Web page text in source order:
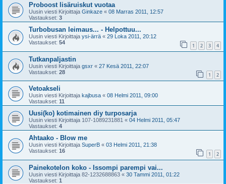
Proboost lisäruiskut vuotaa
Uusin viesti Kirjoittaja Ginkaze « 08 Marras 2011, 12:57
Vastaukset: 3
Turbobusan leimaus... - Helpottuu...
Uusin viesti Kirjoittaja ysi-ärrä « 29 Loka 2011, 20:12
Vastaukset: 54 1 2 3 4
Tutkanpaljastin
Uusin viesti Kirjoittaja gsxr « 27 Kesä 2011, 22:07
Vastaukset: 28 1 2
Vetoakseli
Uusin viesti Kirjoittaja kajbusa « 08 Helmi 2011, 09:00
Vastaukset: 11
Uusi(ko) kotimainen diy turposarja
Uusin viesti Kirjoittaja 107-1089231881 « 04 Helmi 2011, 05:47
Vastaukset: 4
Ahtaako - Blow me
Uusin viesti Kirjoittaja SuperB « 03 Helmi 2011, 21:38
Vastaukset: 16 1 2
Painekotelon koko - Issompi parempi vai...
Uusin viesti Kirjoittaja 82-1232688863 « 30 Tammi 2011, 01:22
Vastaukset: 1